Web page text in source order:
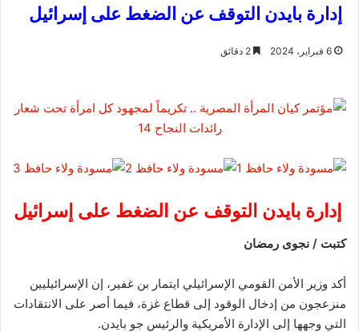
إدارة بايدن التوقف عن الضغط على إسرائيل
6 فبراير، 2024
إدارة بايدن التوقف عن الضغط على إسرائيل
كتبت / نجوى رمضان
أكد وزير الأمن القومي الإسرائيلي ايتمار بن غفير، إن الإسرائيليين
منزعجون من إدخال الوقود إلى قطاع غزة، فيما أصر على الانتقادات
التي وجهها إلى الإدارة الأمريكية والرئيس جو بايدن.